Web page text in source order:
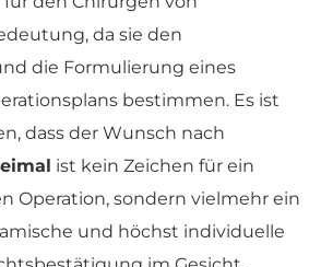
da sie den
die Formulierung eines
bestimmen. Es ist
dass der Wunsch nach
ist kein Zeichen für ein
Operation, sondern vielmehr ein
und höchst individuelle